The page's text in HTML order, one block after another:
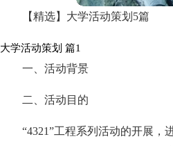
【精选】大学活动策划5篇
大学活动策划 篇1
一、活动背景
二、活动目的
“4321”工程系列活动的开展